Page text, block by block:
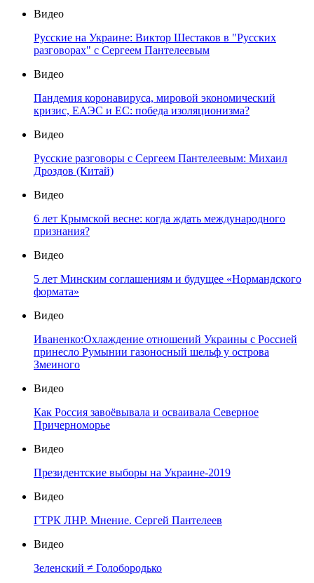
Видео
Русские на Украине: Виктор Шестаков в "Русских
разговорах" с Сергеем Пантелеевым
Видео
Пандемия коронавируса, мировой экономический
кризис, ЕАЭС и ЕС: победа изоляционизма?
Видео
Русские разговоры с Сергеем Пантелеевым: Михаил
Дроздов (Китай)
Видео
6 лет Крымской весне: когда ждать международного
признания?
Видео
5 лет Минским соглашениям и будущее «Нормандского
формата»
Видео
Иваненко:Охлаждение отношений Украины с Россией
принесло Румынии газоносный шельф у острова
Змеиного
Видео
Как Россия завоёвывала и осваивала Северное
Причерноморье
Видео
Президентские выборы на Украине-2019
Видео
ГТРК ЛНР. Мнение. Сергей Пантелеев
Видео
Зеленский ≠ Голобородько